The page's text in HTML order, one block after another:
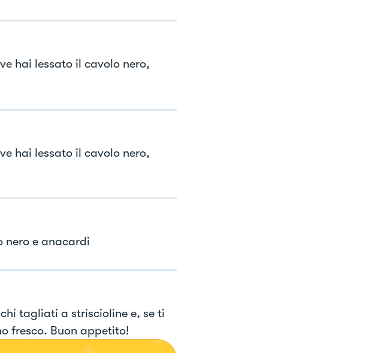
hai lessato il cavolo nero,
hai lessato il cavolo nero,
nero e anacardi
tagliati a striscioline e, se ti
fresco. Buon appetito!